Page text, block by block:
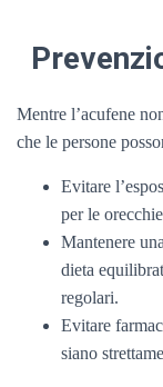
Mentre l’acufene
che le persone
Evitare
per le
Mantenere
dieta
regolari.
Evitare
siano